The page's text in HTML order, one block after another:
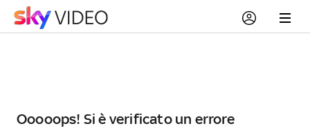
Ooooops! Si è verificato un errore